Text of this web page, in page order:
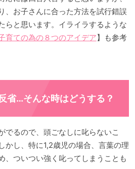
、お子さんに合った方法を試行錯誤
らと思います。イライラするような
育ての為の８つのアイデア】も参考
省…そんな時はどうする？
でるので、頭ごなしに叱らないこ
かし、特に1,2歳児の場合、言葉の理
、ついつい強く叱ってしまうことも